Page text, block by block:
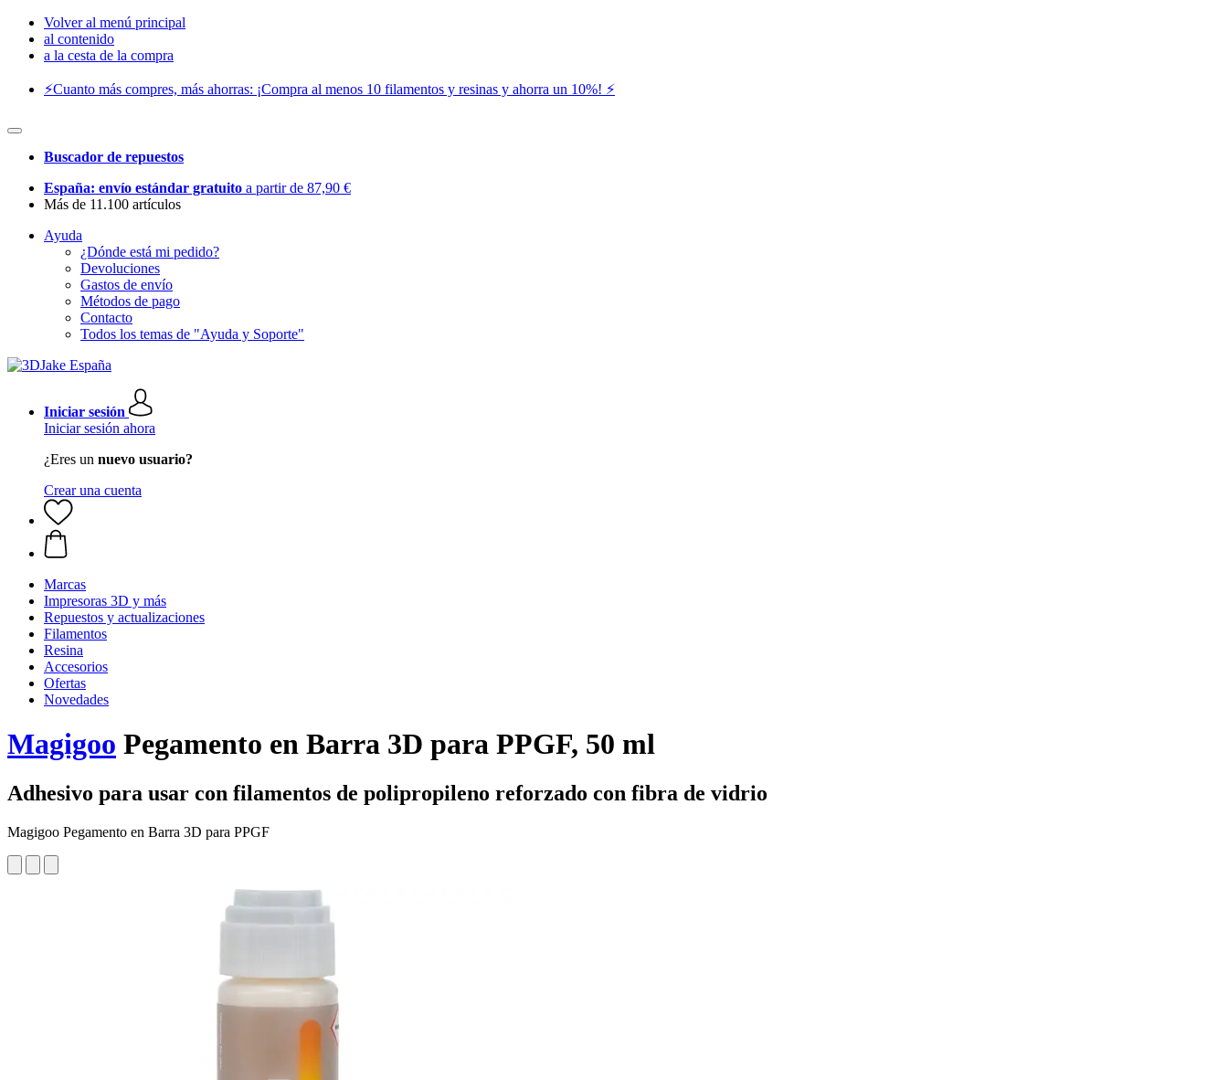
Volver al menú principal
al contenido
a la cesta de la compra
⚡️Cuanto más compres, más ahorras: ¡Compra al menos 10 filamentos y resinas y ahorra un 10%! ⚡️
Buscador de repuestos
España: envío estándar gratuito a partir de 87,90 €
Más de 11.100 artículos
Ayuda
¿Dónde está mi pedido?
Devoluciones
Gastos de envío
Métodos de pago
Contacto
Todos los temas de "Ayuda y Soporte"
Iniciar sesión
Iniciar sesión ahora
¿Eres un nuevo usuario?
Crear una cuenta
Marcas
Impresoras 3D y más
Repuestos y actualizaciones
Filamentos
Resina
Accesorios
Ofertas
Novedades
Magigoo Pegamento en Barra 3D para PPGF, 50 ml
Adhesivo para usar con filamentos de polipropileno reforzado con fibra de vidrio
Magigoo Pegamento en Barra 3D para PPGF